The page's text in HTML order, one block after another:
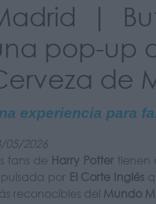
|
pop-up
de
experiencia para
05/2026
fans de Harry Potter tienen
por El Corte Inglés
reconocibles del Mundo